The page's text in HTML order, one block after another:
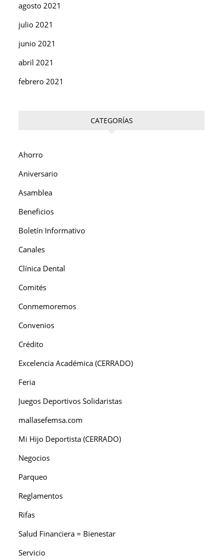
agosto 2021
julio 2021
junio 2021
abril 2021
febrero 2021
CATEGORÍAS
Ahorro
Aniversario
Asamblea
Beneficios
Boletín Informativo
Canales
Clínica Dental
Comités
Conmemoremos
Convenios
Crédito
Excelencia Académica (CERRADO)
Feria
Juegos Deportivos Solidaristas
mallasefemsa.com
Mi Hijo Deportista (CERRADO)
Negocios
Parqueo
Reglamentos
Rifas
Salud Financiera = Bienestar
Servicio